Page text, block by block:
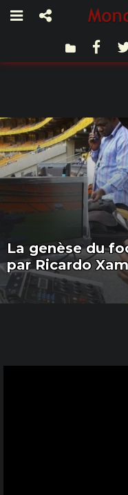
La genèse du
par Ricardo